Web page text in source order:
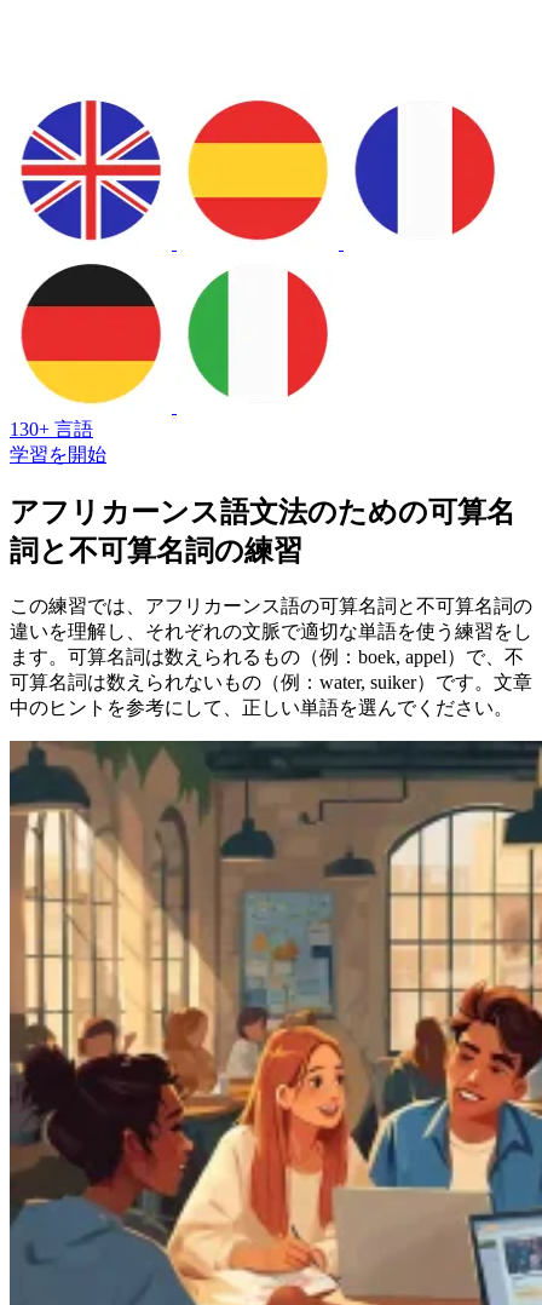
130+ 言語
学習を開始
アフリカーンス語文法のための可算名
詞と不可算名詞の練習
この練習では、アフリカーンス語の可算名詞と不可算名詞の
違いを理解し、それぞれの文脈で適切な単語を使う練習をし
ます。可算名詞は数えられるもの（例：boek, appel）で、不
可算名詞は数えられないもの（例：water, suiker）です。文章
中のヒントを参考にして、正しい単語を選んでください。